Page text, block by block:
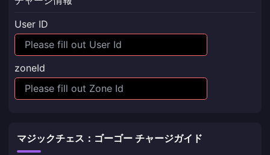
User ID
zoneId
マジックチェス：ゴーゴー チャージガイド